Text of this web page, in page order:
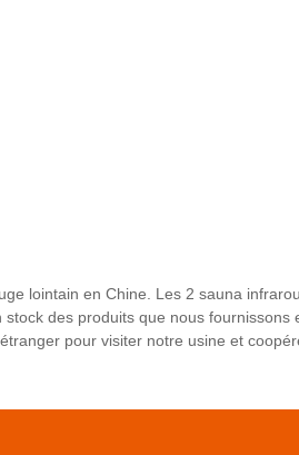
lointain en Chine. Les 2 sauna
des produits que nous fournissons
pour visiter notre usine et